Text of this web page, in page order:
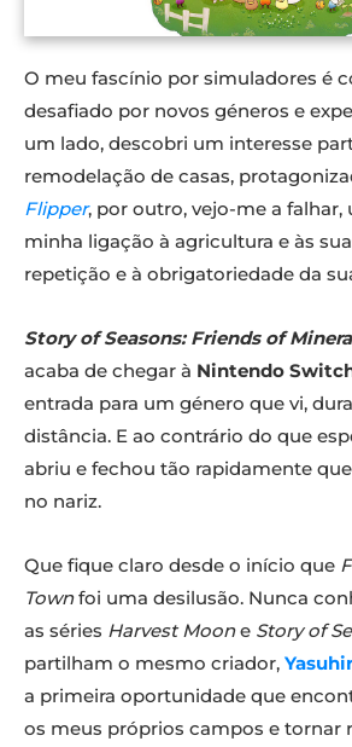
O meu fascínio por simuladores é
desafiado por novos géneros e
um lado, descobri um interesse
remodelação de casas,
Flipper, por outro, vejo-me a falhar,
minha ligação à agricultura e às
repetição e à obrigatoriedade da
Story of Seasons: Friends of
acaba de chegar à Nintendo
entrada para um género que vi,
distância. E ao contrário do que
abriu e fechou tão rapidamente
no nariz.
Que fique claro desde o início que
Townfoi uma desilusão. Nunca
as séries Harvest Moone Story of
partilham o mesmo criador,
a primeira oportunidade que
os meus próprios campos e tornar